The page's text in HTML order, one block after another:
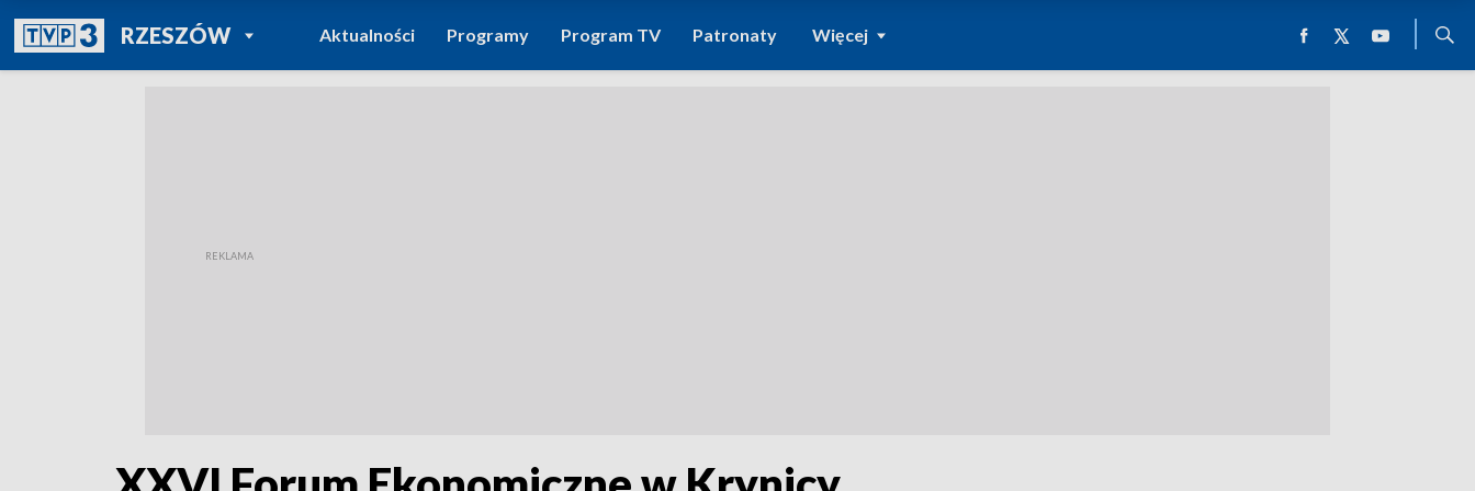
RZESZÓWPOWRÓT DO
TVP REGIONY
Aktualności Programy Program TV Patronaty Więcej